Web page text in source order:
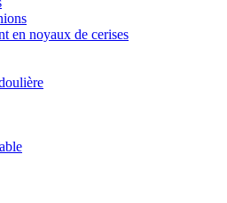
en noyaux de cerises